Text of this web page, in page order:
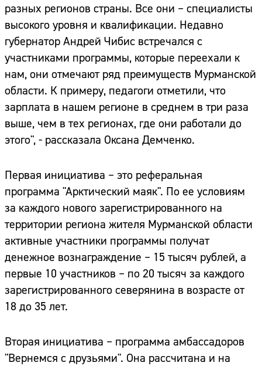
разных регионов страны. Все они – специалисты
высокого уровня и квалификации. Недавно
губернатор Андрей Чибис встречался с
участниками программы, которые переехали к
нам, они отмечают ряд преимуществ Мурманской
области. К примеру, педагоги отметили, что
зарплата в нашем регионе в среднем в три раза
выше, чем в тех регионах, где они работали до
этого", - рассказала Оксана Демченко.
Первая инициатива – это реферальная
программа "Арктический маяк". По ее условиям
за каждого нового зарегистрированного на
территории региона жителя Мурманской области
активные участники программы получат
денежное вознаграждение – 15 тысяч рублей, а
первые 10 участников – по 20 тысяч за каждого
зарегистрированного северянина в возрасте от
18 до 35 лет.
Вторая инициатива – программа амбассадоров
"Вернемся с друзьями". Она рассчитана и на